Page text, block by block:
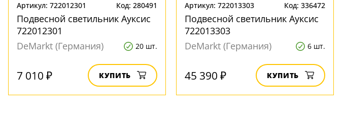
Артикул: 722012301 Код: 280491
Подвесной светильник Ауксис
722012301
DeMarkt (Германия)
20 шт.
7 010 ₽ КУПИТЬ
Артикул: 722013303 Код: 336472
Подвесной светильник Ауксис
722013303
DeMarkt (Германия)
6 шт.
45 390 ₽ КУПИТЬ